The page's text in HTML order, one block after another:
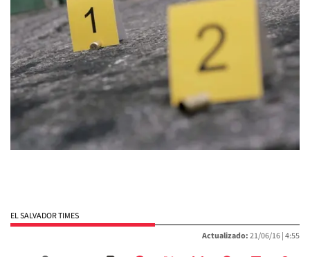
EL SALVADOR TIMES
Actualizado:21/06/16 |4:55